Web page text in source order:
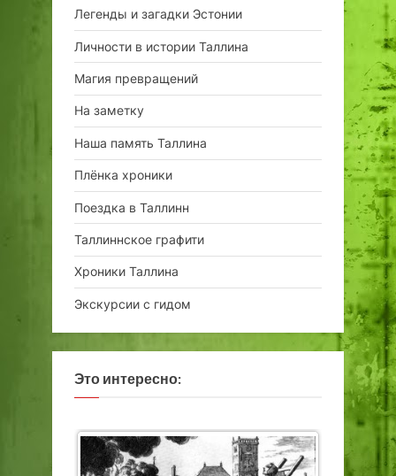
Легенды и загадки Эстонии
Личности в истории Таллина
Магия превращений
На заметку
Наша память Таллина
Плёнка хроники
Поездка в Таллинн
Таллиннское графити
Хроники Таллина
Экскурсии с гидом
Это интересно: